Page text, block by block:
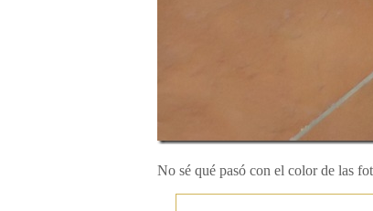
No sé qué pasó con el color de las